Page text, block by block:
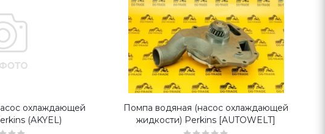
охлаждающей
(AKYEL)
Помпа водяная (насос охлаждающей
жидкости) Perkins [AUTOWELT]